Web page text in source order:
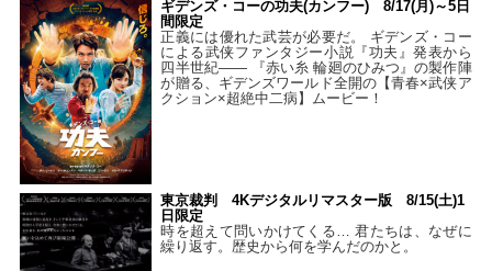
ギデンズ・コーの功夫(カンフー) 8/17(月)～5日
間限定
正義には優れた武芸が必要だ。 ギデンズ・コー
による武侠ファンタジー小説『功夫』発表から
四半世紀―― 『赤い糸 輪廻のひみつ』の製作陣
が贈る、ギデンズワールド全開の【青春×武侠ア
クション×超絶中二病】ムービー！
東京裁判 4Kデジタルリマスター版 8/15(土)1
日限定
時を超えて問いかけてくる… 君たちは、なぜに
繰り返す。歴史から何を学んだのかと。